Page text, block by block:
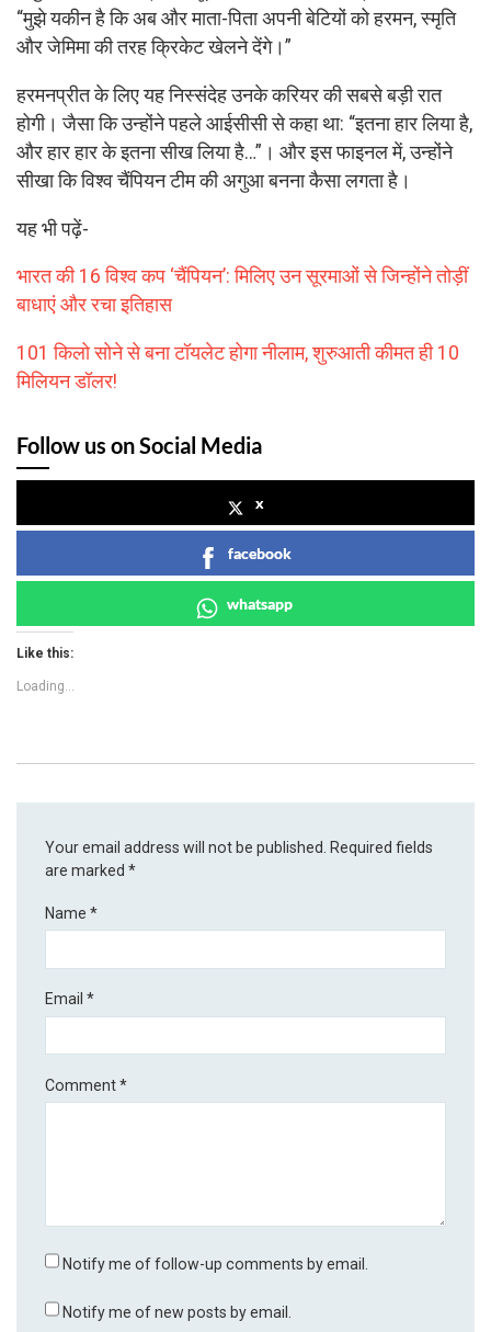
“मुझे यकीन है कि अब और माता-पिता अपनी बेटियों को हरमन, स्मृति
और जेमिमा की तरह क्रिकेट खेलने देंगे।”
हरमनप्रीत के लिए यह निस्संदेह उनके करियर की सबसे बड़ी रात
होगी। जैसा कि उन्होंने पहले आईसीसी से कहा था: “इतना हार लिया है,
और हार हार के इतना सीख लिया है…”। और इस फाइनल में, उन्होंने
सीखा कि विश्व चैंपियन टीम की अगुआ बनना कैसा लगता है।
यह भी पढ़ें-
भारत की 16 विश्व कप ‘चैंपियन’: मिलिए उन सूरमाओं से जिन्होंने तोड़ीं
बाधाएं और रचा इतिहास
101 किलो सोने से बना टॉयलेट होगा नीलाम, शुरुआती कीमत ही 10
मिलियन डॉलर!
Follow us on Social Media
x
facebook
whatsapp
Like this:
Loading...
Your email address will not be published.
Required fields
are marked*
Name*
Email*
Comment*
Notify me of follow-up comments by email.
Notify me of new posts by email.